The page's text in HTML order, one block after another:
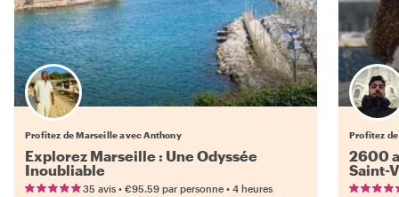
Profitez de Marseille avec Anthony
Explorez Marseille : Une Odyssée
Inoubliable
35 avis • €95.59 par personne • 4 heures
Profitez
2600
Saint-